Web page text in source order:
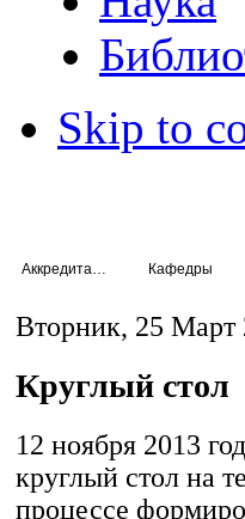
Skip to
Кафедры
Вторник, 25 Март
Круглый стол
12 ноября 2013
круглый стол на
процессе